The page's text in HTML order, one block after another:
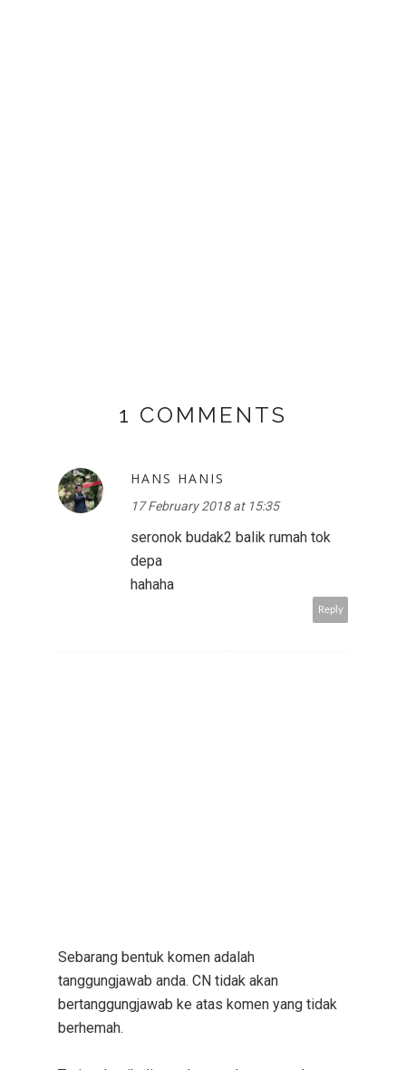
1 COMMENTS
HANS HANIS
17 February 2018 at 15:35
seronok budak2 balik rumah tok
depa
hahaha
Reply
Sebarang bentuk komen adalah
tanggungjawab anda. CN tidak akan
bertanggungjawab ke atas komen yang tidak
berhemah.